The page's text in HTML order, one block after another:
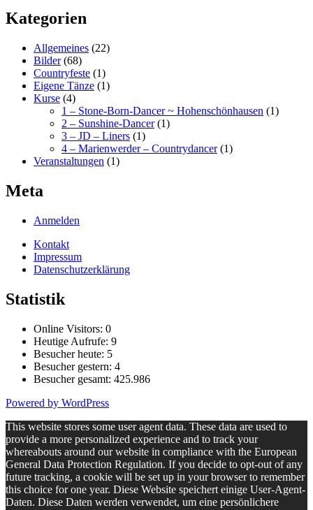
Kategorien
Allgemeines (22)
Bilder(68)
Countryfeste (1)
Eigene Tänze (1)
Kurse (4)
1 – Stone-Born-Dancer ~ Hohenschönhausen (1)
2 – Sunshine-Dancer(1)
3 – JD – Liners (1)
4 – Marienwerder – Countrydancer(1)
Veranstaltungen (1)
Meta
Anmelden
Kontakt
Impressum
Datenschutzerklärung
Statistik
Online Visitors: 0
Heutige Aufrufe: 9
Besucher heute: 5
Besucher gestern: 4
Besucher gesamt: 425.986
Powered by WordPress
This website stores some user agent data. These data are used to
provide a more personalized experience and to track your
whereabouts around our website in compliance with the European
General Data Protection Regulation. If you decide to opt-out of any
future tracking, a cookie will be set up in your browser to remember
this choice for one year. Diese Website speichert einige User-Agent-
Daten. Diese Daten werden verwendet, um eine persönlichere